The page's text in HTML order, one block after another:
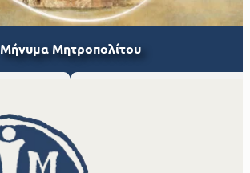
Μήνυμα Μητροπολίτου